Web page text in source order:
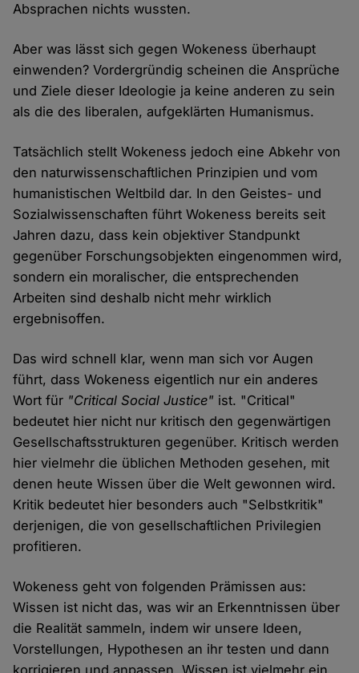
Absprachen nichts wussten.
Aber was lässt sich gegen Wokeness überhaupt
einwenden? Vordergründig scheinen die Ansprüche
und Ziele dieser Ideologie ja keine anderen zu sein
als die des liberalen, aufgeklärten Humanismus.
Tatsächlich stellt Wokeness jedoch eine Abkehr von
den naturwissenschaftlichen Prinzipien und vom
humanistischen Weltbild dar. In den Geistes- und
Sozialwissenschaften führt Wokeness bereits seit
Jahren dazu, dass kein objektiver Standpunkt
gegenüber Forschungsobjekten eingenommen wird,
sondern ein moralischer, die entsprechenden
Arbeiten sind deshalb nicht mehr wirklich
ergebnisoffen.
Das wird schnell klar, wenn man sich vor Augen
führt, dass Wokeness eigentlich nur ein anderes
Wort für "Critical Social Justice" ist. "Critical"
bedeutet hier nicht nur kritisch den gegenwärtigen
Gesellschaftsstrukturen gegenüber. Kritisch werden
hier vielmehr die üblichen Methoden gesehen, mit
denen heute Wissen über die Welt gewonnen wird.
Kritik bedeutet hier besonders auch "Selbstkritik"
derjenigen, die von gesellschaftlichen Privilegien
profitieren.
Wokeness geht von folgenden Prämissen aus:
Wissen ist nicht das, was wir an Erkenntnissen über
die Realität sammeln, indem wir unsere Ideen,
Vorstellungen, Hypothesen an ihr testen und dann